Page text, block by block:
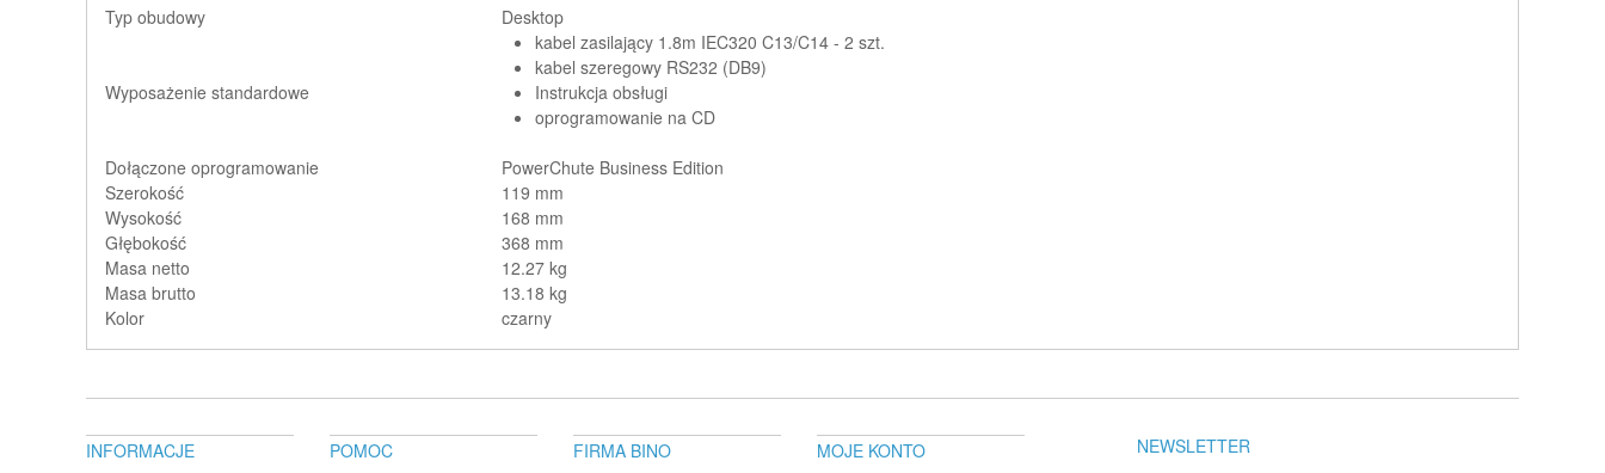
Typ obudowy Desktop
Wyposażenie standardowe
kabel zasilający 1.8m IEC320 C13/C14 - 2 szt.
kabel szeregowy RS232 (DB9)
Instrukcja obsługi
oprogramowanie na CD
Dołączone oprogramowanie
PowerChute Business Edition
Szerokość
119 mm
Wysokość
168 mm
Głębokość
368 mm
Masa netto
12.27 kg
Masa brutto
13.18 kg
Kolor
czarny
NEWSLETTER
INFORMACJE POMOC FIRMA BINO MOJE KONTO